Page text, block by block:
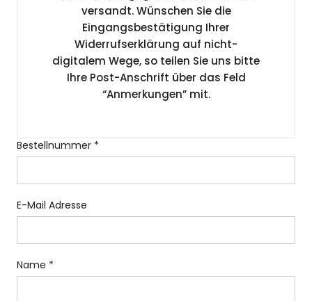
versandt. Wünschen Sie die
Eingangsbestätigung Ihrer
Widerrufserklärung auf nicht-
digitalem Wege, so teilen Sie uns bitte
Ihre Post-Anschrift über das Feld
“Anmerkungen” mit.
Bestellnummer *
E-Mail Adresse
Name *